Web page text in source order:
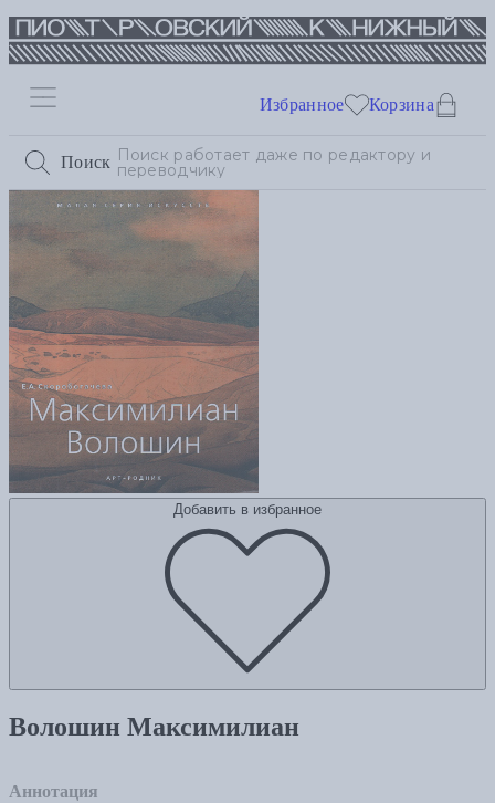
Поиск
Избранное Корзина
Добавить в избранное
Волошин Максимилиан
Аннотация